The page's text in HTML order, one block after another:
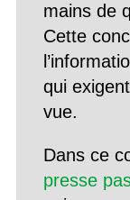
mains de
Cette
qui
vue.
Dans ce
presse